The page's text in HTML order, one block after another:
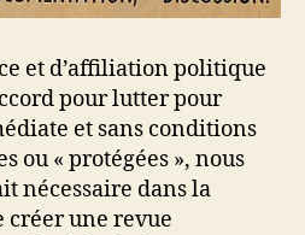
et d’affiliation politique
pour lutter pour
et sans conditions
ou « protégées », nous
nécessaire dans la
créer une revue